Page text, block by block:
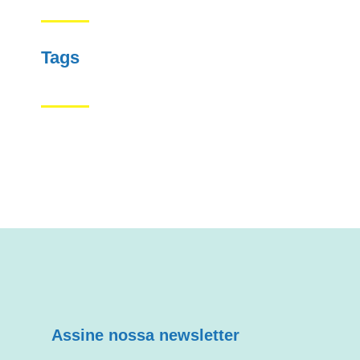
Tags
Assine nossa newsletter